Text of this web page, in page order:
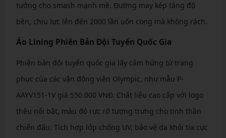
tưởng cho smash mạnh mẽ. Đường may kép tăng độ
bền, chịu lực lên đến 2000 lần uốn cong mà không rách.
Áo Lining Phiên Bản Đội Tuyển Quốc Gia
Phiên bản đội tuyển quốc gia lấy cảm hứng từ trang
phục của các vận động viên Olympic, như mẫu P-
AAYV151-1V giá 550.000 VNĐ. Chất liệu cao cấp với logo
thêu nổi bật, màu đỏ rực rỡ tượng trưng cho tinh thần
chiến đấu. Tích hợp lớp chống UV, bảo vệ da khỏi tia cực